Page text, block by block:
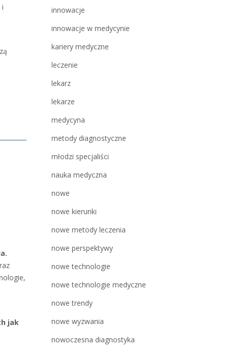
i
jak
innowacje
innowacje w medycynie
kariery medyczne
leczenie
lekarz
lekarze
medycyna
metody diagnostyczne
młodzi specjaliści
nauka medyczna
nowe
nowe kierunki
nowe metody leczenia
nowe perspektywy
nowe technologie
nowe technologie medyczne
nowe trendy
nowe wyzwania
nowoczesna diagnostyka